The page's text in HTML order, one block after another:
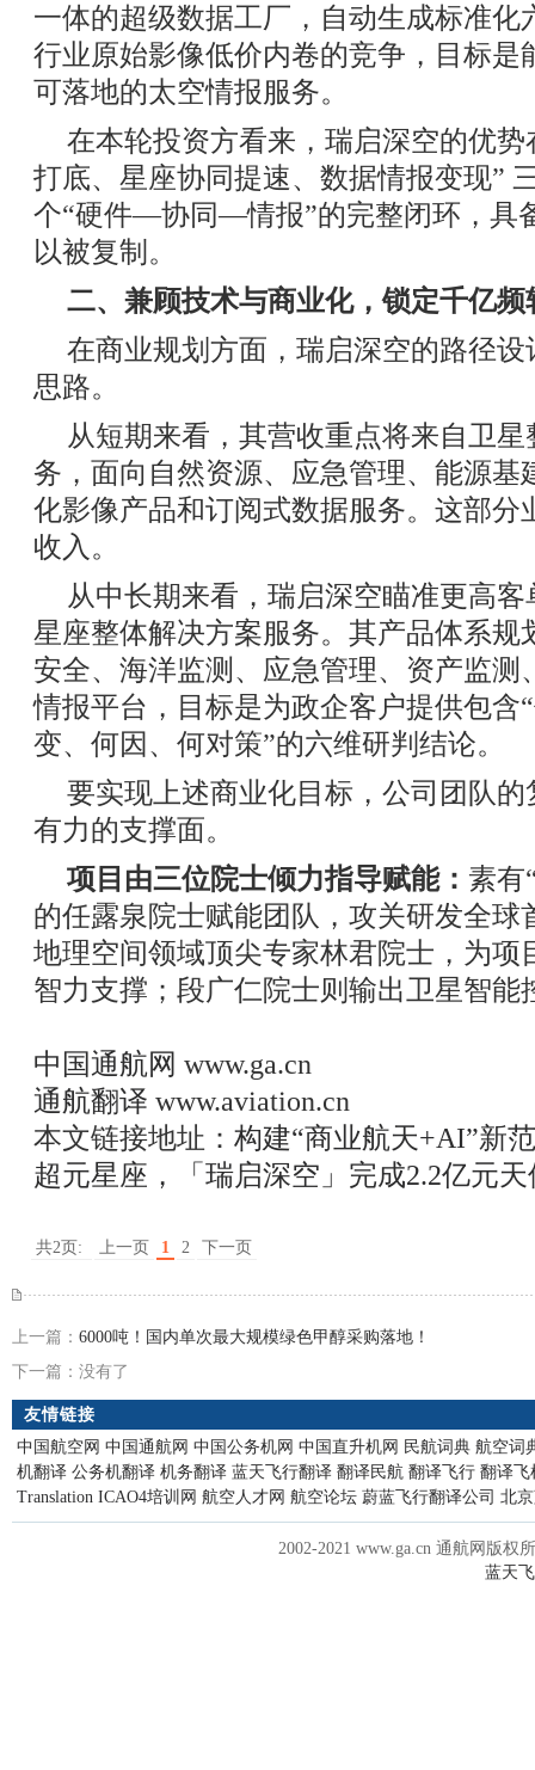
一体的超级数据工厂，自动生成标准化
行业原始影像低价内卷的竞争，目标是
可落地的太空情报服务。
在本轮投资方看来，瑞启深空的优
打底、星座协同提速、数据情报变现”
个“硬件—协同—情报”的完整闭环，具
以被复制。
二、兼顾技术与商业化，锁定千亿频
在商业规划方面，瑞启深空的路径
思路。
从短期来看，其营收重点将来自卫
务，面向自然资源、应急管理、能源基
化影像产品和订阅式数据服务。这部分
收入。
从中长期来看，瑞启深空瞄准更高
星座整体解决方案服务。其产品体系规
安全、海洋监测、应急管理、资产监测
情报平台，目标是为政企客户提供包含
变、何因、何对策”的六维研判结论。
要实现上述商业化目标，公司团队
有力的支撑面。
项目由三位院士倾力指导赋能： 素有
的任露泉院士赋能团队，攻关研发全球
地理空间领域顶尖专家林君院士，为项
智力支撑；段广仁院士则输出卫星智能
中国通航网 www.ga.cn
通航翻译 www.aviation.cn
本文链接地址： 构建“商业航天+AI”新
超元星座，「瑞启深空」完成2.2亿元
共2页: 上一页 1 2 下一页
上一篇： 6000吨！国内单次最大规模绿色甲醇采购落地！
下一篇：没有了
友情链接
中国航空网 中国通航网 中国公务机网 中国直升机网 民航词典 航空词
机翻译 公务机翻译 机务翻译 蓝天飞行翻译 翻译民航 翻译飞行 翻译飞
Translation ICAO4培训网 航空人才网 航空论坛 蔚蓝飞行翻译公司 北
2002-2021 www.ga.cn 通航网版权
蓝天